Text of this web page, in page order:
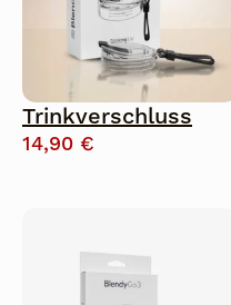
Trinkverschluss
14,90 €